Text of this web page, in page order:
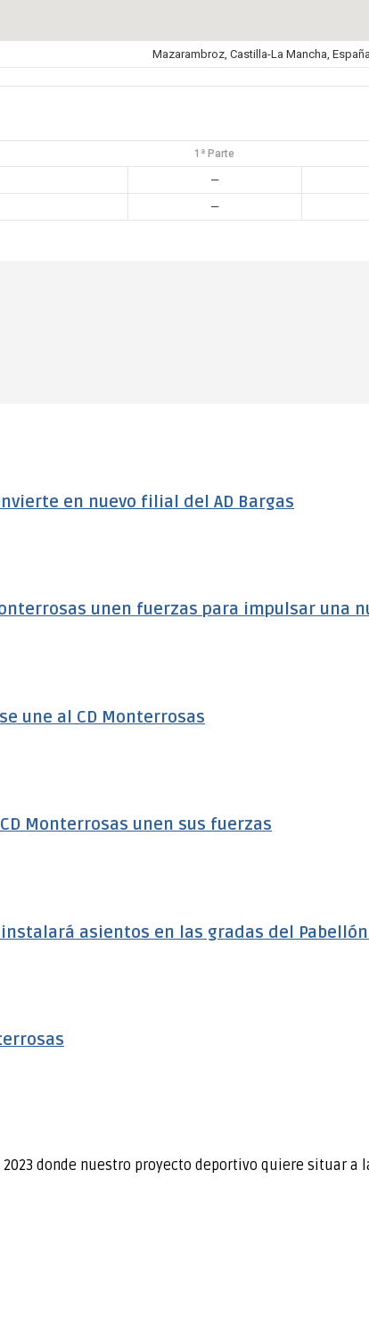
Mazarambroz, Castilla-La Mancha, España
1ª Parte
—
—
en nuevo filial del AD Bargas
unen fuerzas para impulsar
se une al CD Monterrosas
CD Monterrosas unen sus fuerzas
instalará asientos en las gradas del
donde nuestro proyecto deportivo quiere situar